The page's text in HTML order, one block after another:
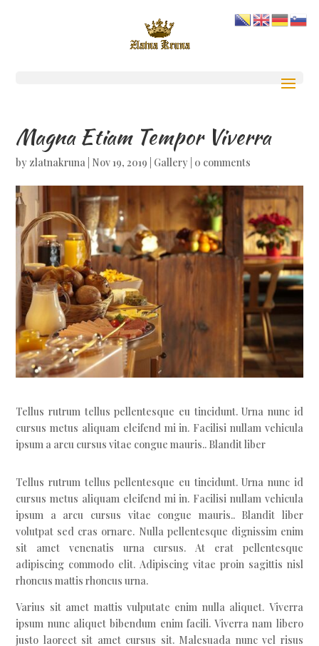
Magna Etiam Tempor Viverra
by zlatnakruna Nov 19, 2019 Gallery 0 comments
Tellus rutrum tellus pellentesque eu tincidunt. Urna nunc id
cursus metus aliquam eleifend mi in. Facilisi nullam vehicula
ipsum a arcu cursus vitae congue mauris.. Blandit liber
Tellus rutrum tellus pellentesque eu tincidunt. Urna nunc id
cursus metus aliquam eleifend mi in. Facilisi nullam vehicula
ipsum a arcu cursus vitae congue mauris.. Blandit liber
volutpat sed cras ornare. Nulla pellentesque dignissim enim
sit amet venenatis urna cursus. At erat pellentesque
adipiscing commodo elit. Adipiscing vitae proin sagittis nisl
rhoncus mattis rhoncus urna.
Varius sit amet mattis vulputate enim nulla aliquet. Viverra
ipsum nunc aliquet bibendum enim facili. Viverra nam libero
justo laoreet sit amet cursus sit. Malesuada nunc vel risus